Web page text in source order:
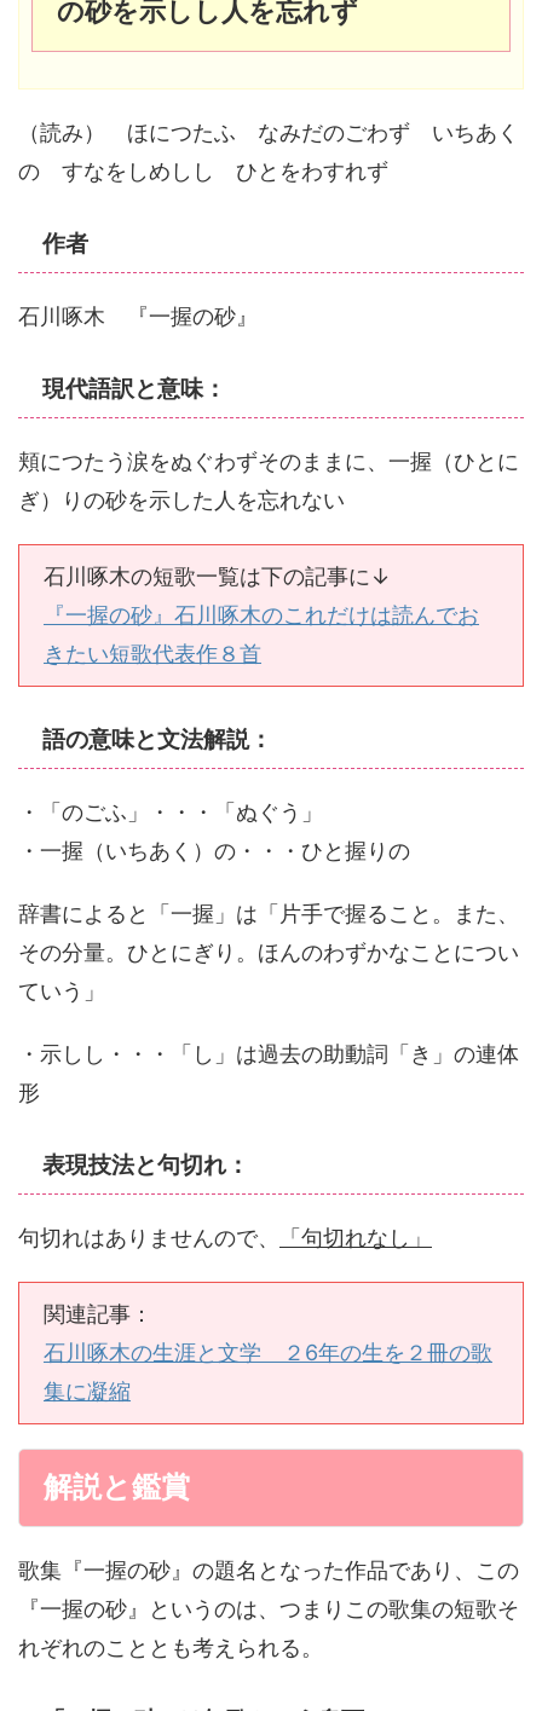
の砂を示しし人を忘れず
（読み） ほにつたふ なみだのごわず いちあく
の すなをしめしし ひとをわすれず
作者
石川啄木 『一握の砂』
現代語訳と意味：
頬につたう涙をぬぐわずそのままに、一握（ひとに
ぎ）りの砂を示した人を忘れない
石川啄木の短歌一覧は下の記事に↓
『一握の砂』石川啄木のこれだけは読んでお
きたい短歌代表作８首
語の意味と文法解説：
・「のごふ」・・・「ぬぐう」
・一握（いちあく）の・・・ひと握りの
辞書によると「一握」は「片手で握ること。また、
その分量。 ひとにぎり。ほんのわずかなことについ
ていう」
・示しし・・・「し」は過去の助動詞「き」の連体
形
表現技法と句切れ：
句切れはありませんので、 「句切れなし」
関連記事：
石川啄木の生涯と文学 ２6年の生を２冊の歌
集に凝縮
解説と鑑賞
歌集『一握の砂』の題名となった作品であり、この
『一握の砂』というのは、つまりこの歌集の短歌そ
れぞれのこととも考えられる。